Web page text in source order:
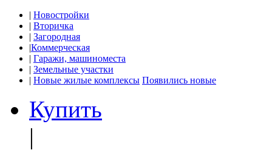
| Новостройки
| Вторичка
| Загородная
|Коммерческая
| Гаражи, машиноместа
| Земельные участки
| Новые жилые комплексы Появились новые
Купить
|